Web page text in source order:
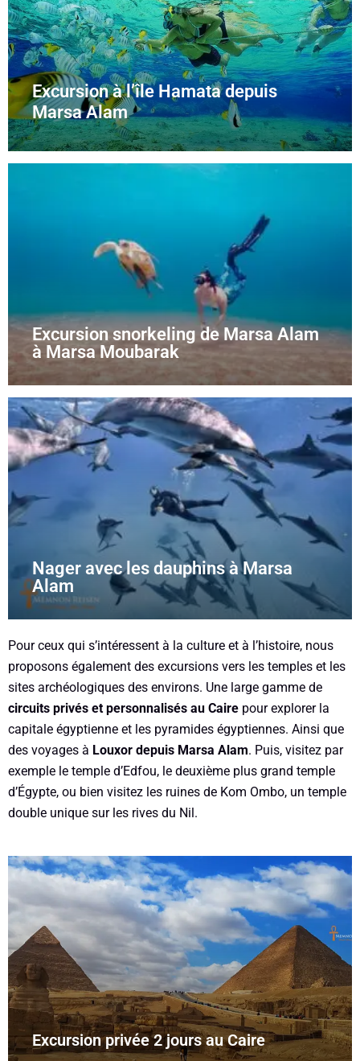
Excursion à l’île Hamata depuis
Marsa Alam
Excursion snorkeling de Marsa Alam
à Marsa Moubarak
Nager avec les dauphins à Marsa
Alam
Pour ceux qui s’intéressent à la culture et à l’histoire, nous
proposons également des excursions vers les temples et les
sites archéologiques des environs. Une large gamme de
circuits privés et personnalisés au Caire pour explorer la
capitale égyptienne et les pyramides égyptiennes. Ainsi que
des voyages à Louxor depuis Marsa Alam. Puis, visitez par
exemple le temple d’Edfou, le deuxième plus grand temple
d’Égypte, ou bien visitez les ruines de Kom Ombo, un temple
double unique sur les rives du Nil.
Excursion privée 2 jours au Caire